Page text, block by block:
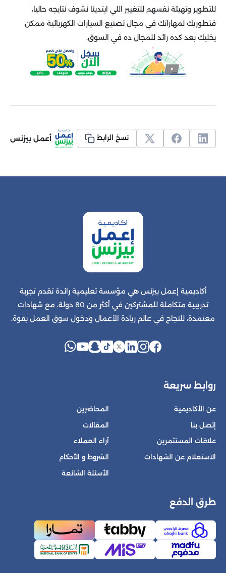
للتطوير وتهيئة نفسهم للتغيير اللي ابتدينا نشوف نتايجه حاليا،
فتطوريك لمهاراتك في مجال تصنيع السيارات الكهربائية ممكن
يخليك بعد كده رائد للمجال ده في السوق.
نسخ الرابط أعمل بيزنس
أكاديمية إعمل بيزنس هي مؤسسة تعليمية رائدة تقدم تجربة
تدريبية متكاملة للمشتركين في أكثر من 80 دولة، مع شهادات
معتمدة، للنجاح في عالم ريادة الأعمال ودخول سوق العمل بقوة.
روابط سريعة
عن الأكاديمية
إتصل بنا
علاقات المستثمرين
الاستعلام عن الشهادات
المحاضرين
المقالات
آراء العملاء
الشروط و الأحكام
الأسئلة الشائعة
طرق الدفع